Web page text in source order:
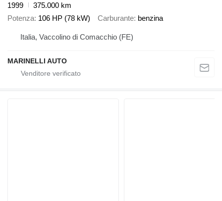
1999
375.000 km
Potenza 106 HP (78 kW) Carburante benzina
Italia, Vaccolino di Comacchio (FE)
MARINELLI AUTO